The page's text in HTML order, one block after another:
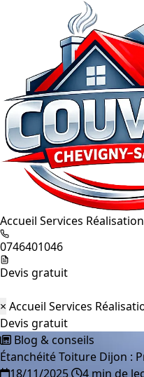
Accueil Services
0746401046
Devis gratuit
× Accueil Services
Devis gratuit
Blog & conseils
Étanchéité Toiture Dijon :
18/11/2025
4 min de